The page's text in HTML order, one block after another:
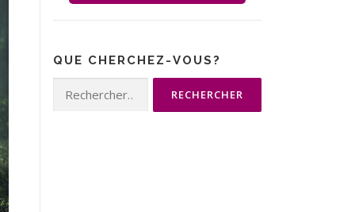
QUE CHERCHEZ-VOUS?
Rechercher :